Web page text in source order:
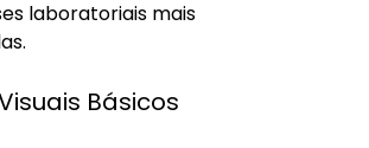
laboratoriais mais
Básicos